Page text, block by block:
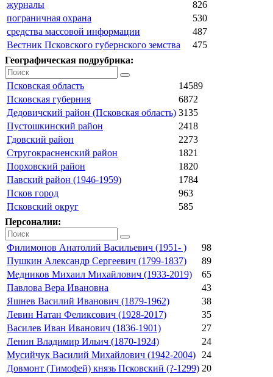
журналы
826
пограничная охрана
530
средства массовой информации
487
Вестник Псковского губернского земства
475
Географическая подрубрика:
Псковская область
14589
Псковская губерния
6872
Дедовичский район (Псковская область) 3135
Пустошкинский район
2418
Гдовский район
2273
Стругокрасненский район
1821
Порховский район
1820
Павский район (1946-1959)
1784
Псков город
963
Псковский округ
585
Персоналии:
Филимонов Анатолий Васильевич (1951- )
98
Пушкин Александр Сергеевич (1799-1837)
89
Медников Михаил Михайлович (1933-2019)
65
Павлова Вера Ивановна
43
Яшнев Василий Иванович (1879-1962)
38
Левин Натан Феликсович (1928-2017)
35
Василев Иван Иванович (1836-1901)
27
Ленин Владимир Ильич (1870-1924)
24
Мусийчук Василий Михайлович (1942-2004)
24
Довмонт (Тимофей) князь Псковский (?-1299) 20